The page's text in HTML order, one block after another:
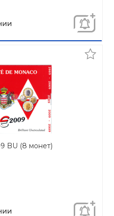
BU (8 монет)